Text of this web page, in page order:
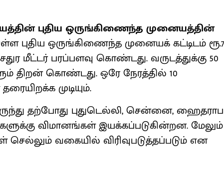
புதிய ஒருங்கிணைந்த முனையத்தின்
புதிய ஒருங்கிணைந்த முனையக் கட்டிடம்
மீட்டர் பரப்பளவு கொண்டது. வருடத்துக்கு 50
திறன் கொண்டது. ஒரே நேரத்தில் 10
முடியும்.
தற்போது புதுடெல்லி, சென்னை,
விமானங்கள் இயக்கப்படுகின்றன. மேலும்
வகையில் விரிவுபடுத்தப்படும் என